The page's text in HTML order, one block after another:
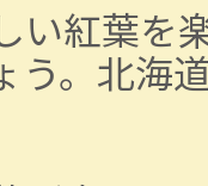
紅葉を
。北海